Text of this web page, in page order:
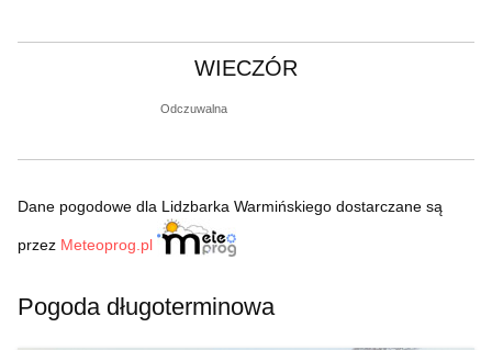
WIECZÓR
Odczuwalna
Dane pogodowe dla Lidzbarka Warmińskiego dostarczane są
przez Meteoprog.pl
Pogoda długoterminowa